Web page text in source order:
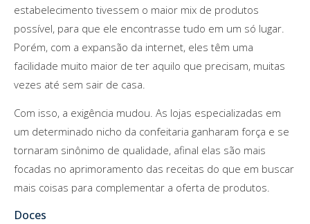
estabelecimento tivessem o maior mix de produtos
possível, para que ele encontrasse tudo em um só lugar.
Porém, com a expansão da internet, eles têm uma
facilidade muito maior de ter aquilo que precisam, muitas
vezes até sem sair de casa.
Com isso, a exigência mudou. As lojas especializadas em
um determinado nicho da confeitaria ganharam força e se
tornaram sinônimo de qualidade, afinal elas são mais
focadas no aprimoramento das receitas do que em buscar
mais coisas para complementar a oferta de produtos.
Doces